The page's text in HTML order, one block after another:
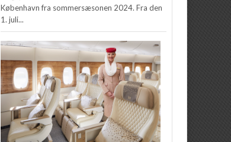
København fra sommersæsonen 2024. Fra den
1. juli...